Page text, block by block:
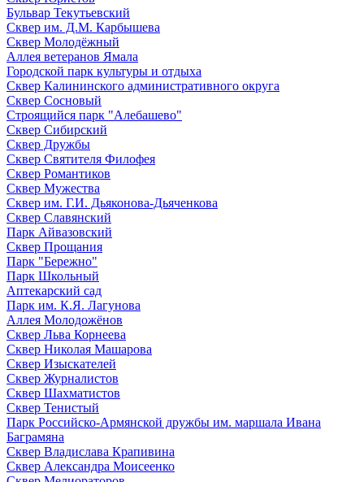
Бульвар Текутьевский
Сквер им. Д.М. Карбышева
Сквер Молодёжный
Аллея ветеранов Ямала
Городской парк культуры и отдыха
Сквер Калининского административного округа
Сквер Сосновый
Строящийся парк "Алебашево"
Сквер Сибирский
Сквер Дружбы
Сквер Святителя Филофея
Сквер Романтиков
Сквер Мужества
Сквер им. Г.И. Дьяконова-Дьяченкова
Сквер Славянский
Парк Айвазовский
Сквер Прощания
Парк "Бережно"
Парк Школьный
Аптекарский сад
Парк им. К.Я. Лагунова
Аллея Молодожёнов
Сквер Льва Корнеева
Сквер Николая Машарова
Сквер Изыскателей
Сквер Журналистов
Сквер Шахматистов
Сквер Тенистый
Парк Российско-Армянской дружбы им. маршала Ивана
Баграмяна
Сквер Владислава Крапивина
Сквер Александра Моисеенко